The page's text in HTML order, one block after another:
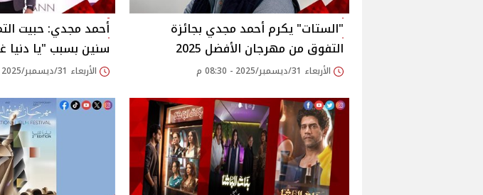
"الستات" يكرم أحمد مجدي بجائزة
التفوق من مهرجان الأفضل 2025
الأربعاء 31/ديسمبر/2025 - 08:30 م
سنين بسبب "يا دنيا
الأربعاء 31/ديسمبر/2025 - 07:47 م